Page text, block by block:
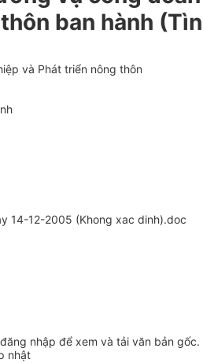
ban hành
và Phát triển nông thôn
14-12-2005 (Khong xac dinh).doc
đăng nhập để xem và tải văn bản gốc.
nhật